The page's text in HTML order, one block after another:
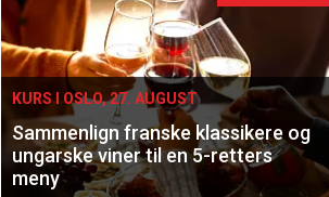
KURS I OSLO, 27. AUGUST
Sammenlign franske klassikere og
ungarske viner til en 5-retters
meny